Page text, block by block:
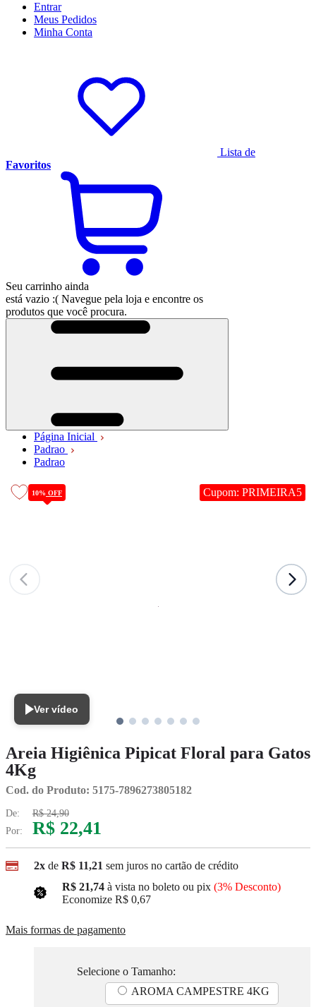
Entrar
Meus Pedidos
Minha Conta
Lista de
Favoritos
Seu carrinho ainda
está vazio :( Navegue pela loja e encontre os
produtos que você procura.
Página Inicial
Padrao
Padrao
10% OFF Cupom: PRIMEIRA5
Ver vídeo
Areia Higiênica Pipicat Floral para Gatos
4Kg
Cod. do Produto: 5175-7896273805182
De:
R$ 24,90
Por:
R$ 22,41
2x de R$ 11,21 sem juros no cartão de crédito
R$ 21,74 à vista no boleto ou pix (3% Desconto)
Economize R$ 0,67
Mais formas de pagamento
Selecione o Tamanho:
AROMA CAMPESTRE 4KG